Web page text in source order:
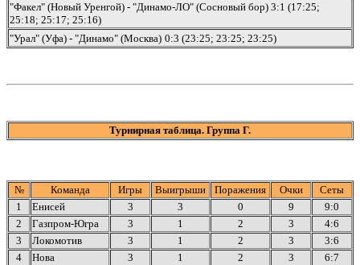
"Факел" (Новый Уренгой) - "Динамо-ЛО" (Сосновый бор) 3:1 (17:25;
25:18; 25:17; 25:16)
"Урал" (Уфа) - "Динамо" (Москва) 0:3 (23:25; 23:25; 23:25)
Турнирная таблица. Группа Г.
№ Команда Игры Выигрыши Поражения Очки
Сеты
1
Енисей 3 3 0 9
9:0
2
Газпром-Югра 3 1 2 3
4:6
3
Локомотив 3 1 2 3
3:6
4
Нова 3 1 2 3 6:7